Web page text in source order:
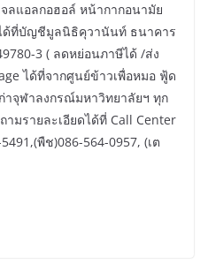
ลแอลกอฮอล์ หน้ากากอนามัย
ด้ที่บัญชีมูลนิธิคุวานันท์ ธนาคาร
3 ( ลดหย่อนภาษีได้ /ส่ง
ได้ที่จากศูนย์ข้าวเพื่อหมอ ฟู้ด
จุฬาลงกรณ์มหาวิทยาลัยฯ ทุก
ามรายละเอียดได้ที่ Call Center
พืช)086-564-0957, (เต